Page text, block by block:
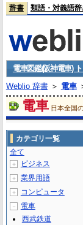
辞書 類語・対義語辞
電車図鑑(阪神電車)
Weblio 辞書＞ 電車
電車 日本全国
カテゴリ一覧
全て
＋ ビジネス
＋ 業界用語
＋ コンピュータ
－
電車
西武鉄道